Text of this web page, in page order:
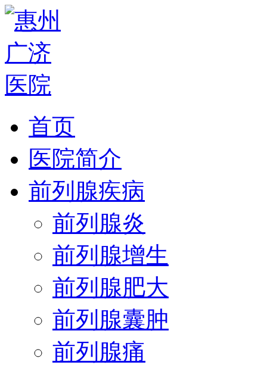
首页
医院简介
前列腺疾病
前列腺炎
前列腺增生
前列腺肥大
前列腺囊肿
前列腺痛